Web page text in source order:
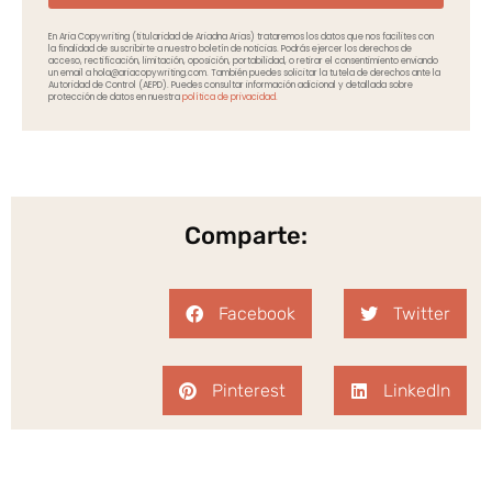
En Aria Copywriting (titularidad de Ariadna Arias) trataremos los datos que nos facilites con
la finalidad de suscribirte a nuestro boletín de noticias. Podrás ejercer los derechos de
acceso, rectificación, limitación, oposición, portabilidad, o retirar el consentimiento enviando
un email a hola@ariacopywriting.com. También puedes solicitar la tutela de derechos ante la
Autoridad de Control (AEPD). Puedes consultar información adicional y detallada sobre
protección de datos en nuestrapolítica de privacidad.
Comparte:
Facebook Twitter
Pinterest LinkedIn